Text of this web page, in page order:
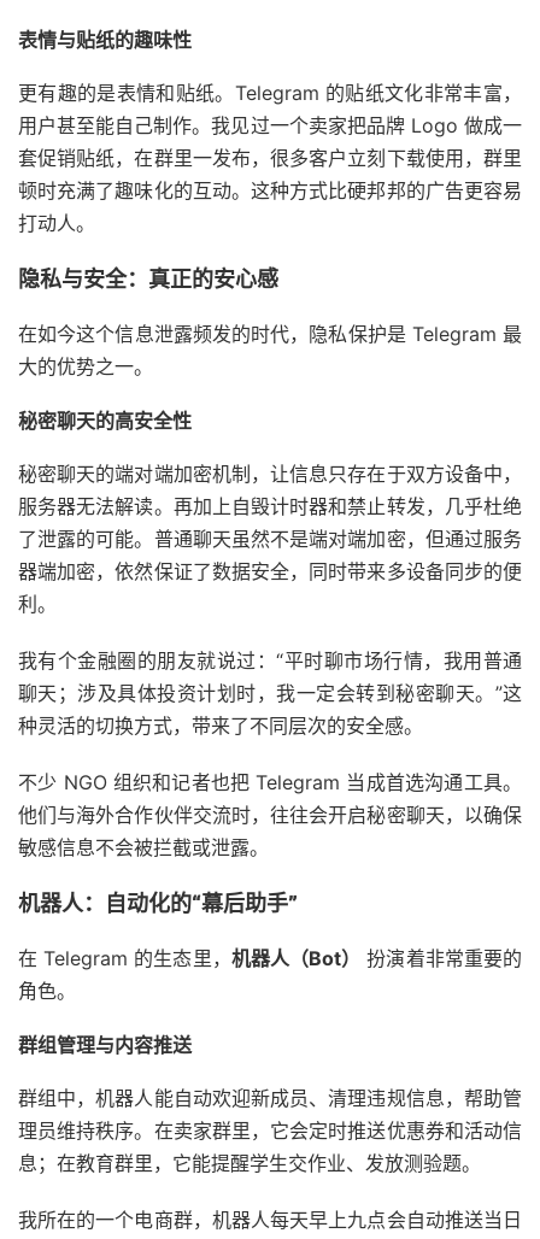
表情与贴纸的趣味性
更有趣的是表情和贴纸。Telegram 的贴纸文化非常丰富，
用户甚至能自己制作。我见过一个卖家把品牌 Logo 做成一
套促销贴纸，在群里一发布，很多客户立刻下载使用，群里
顿时充满了趣味化的互动。这种方式比硬邦邦的广告更容易
打动人。
隐私与安全：真正的安心感
在如今这个信息泄露频发的时代，隐私保护是 Telegram 最
大的优势之一。
秘密聊天的高安全性
秘密聊天的端对端加密机制，让信息只存在于双方设备中，
服务器无法解读。再加上自毁计时器和禁止转发，几乎杜绝
了泄露的可能。普通聊天虽然不是端对端加密，但通过服务
器端加密，依然保证了数据安全，同时带来多设备同步的便
利。
我有个金融圈的朋友就说过：“平时聊市场行情，我用普通
聊天；涉及具体投资计划时，我一定会转到秘密聊天。”这
种灵活的切换方式，带来了不同层次的安全感。
不少 NGO 组织和记者也把 Telegram 当成首选沟通工具。
他们与海外合作伙伴交流时，往往会开启秘密聊天，以确保
敏感信息不会被拦截或泄露。
机器人：自动化的“幕后助手”
在 Telegram 的生态里， 机器人（Bot）
扮演着非常重要的
角色。
群组管理与内容推送
群组中，机器人能自动欢迎新成员、清理违规信息，帮助管
理员维持秩序。在卖家群里，它会定时推送优惠券和活动信
息；在教育群里，它能提醒学生交作业、发放测验题。
我所在的一个电商群，机器人每天早上九点会自动推送当日